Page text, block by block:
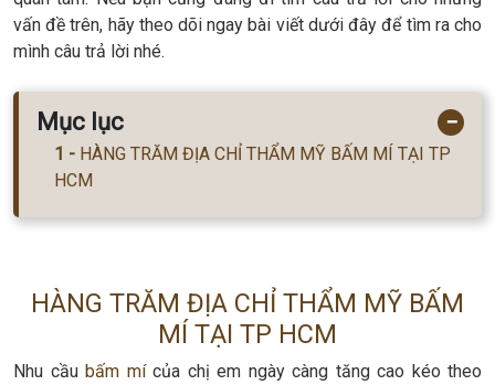
vấn đề trên, hãy theo dõi ngay bài viết dưới đây để tìm ra cho
mình câu trả lời nhé.
Mục lục −
HÀNG TRĂM ĐỊA CHỈ THẨM MỸ BẤM MÍ TẠI TP
HCM
HÀNG TRĂM ĐỊA CHỈ THẨM MỸ BẤM
MÍ TẠI TP HCM
Nhu cầu bấm mícủa chị em ngày càng tăng cao kéo theo